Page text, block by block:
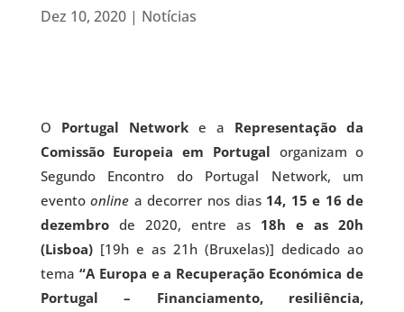
Dez 10, 2020| Notícias
O Portugal Networke a Representação da
Comissão Europeia em Portugal organizam o
Segundo Encontro do Portugal Network, um
eventoonline a decorrer nos dias 14, 15 e 16 de
dezembrode 2020, entre as 18h e as 20h
(Lisboa)[19h e as 21h (Bruxelas)] dedicado ao
tema “A Europa e a Recuperação Económica de
Portugal – Financiamento, resiliência,